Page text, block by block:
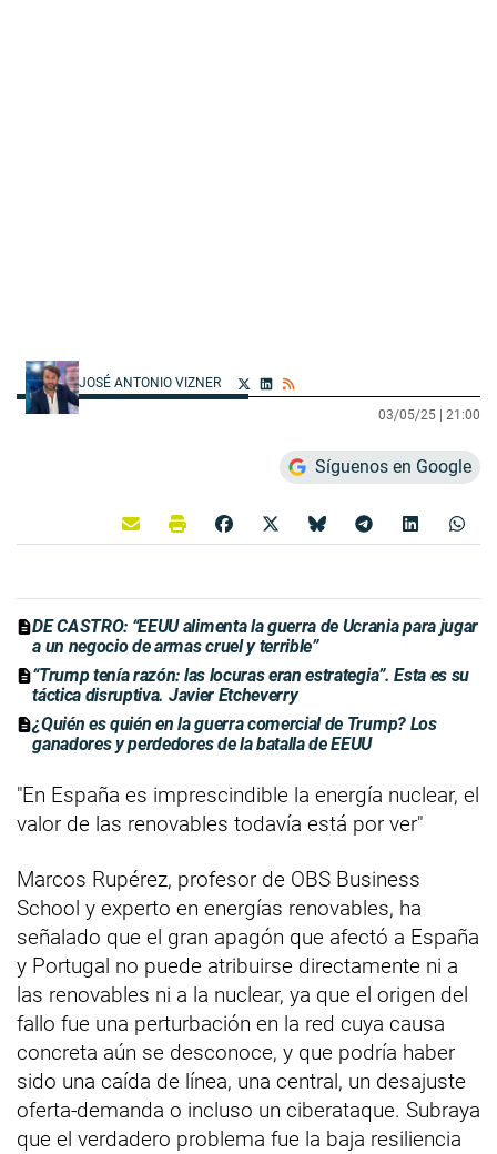
JOSÉ ANTONIO VIZNER
03/05/25 | 21:00
Síguenos en Google
DE CASTRO: “EEUU alimenta la guerra de Ucrania para jugar
a un negocio de armas cruel y terrible”
“Trump tenía razón: las locuras eran estrategia”. Esta es su
táctica disruptiva. Javier Etcheverry
¿Quién es quién en la guerra comercial de Trump? Los
ganadores y perdedores de la batalla de EEUU
"En España es imprescindible la energía nuclear, el
valor de las renovables todavía está por ver"
Marcos Rupérez, profesor de OBS Business
School y experto en energías renovables, ha
señalado que el gran apagón que afectó a España
y Portugal no puede atribuirse directamente ni a
las renovables ni a la nuclear, ya que el origen del
fallo fue una perturbación en la red cuya causa
concreta aún se desconoce, y que podría haber
sido una caída de línea, una central, un desajuste
oferta-demanda o incluso un ciberataque. Subraya
que el verdadero problema fue la baja resiliencia